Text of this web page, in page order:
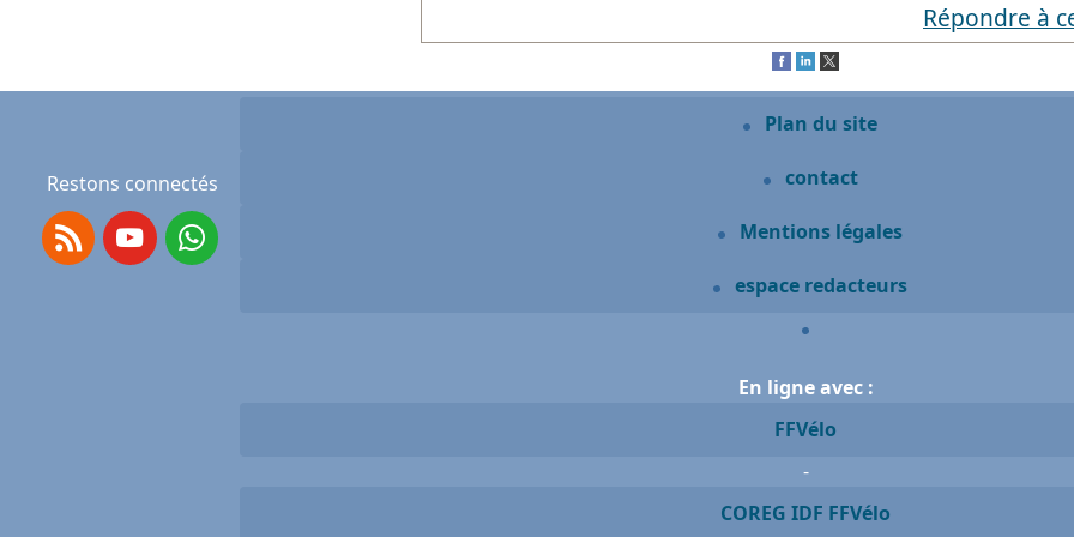
Répondre à
Restons connectés
Plan du site
contact
Mentions légales
espace redacteurs
En ligne avec :
FFVélo
-
COREG IDF FFVélo